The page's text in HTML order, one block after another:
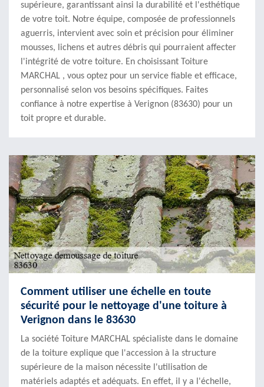
supérieure, garantissant ainsi la durabilité et l'esthétique
de votre toit. Notre équipe, composée de professionnels
aguerris, intervient avec soin et précision pour éliminer
mousses, lichens et autres débris qui pourraient affecter
l'intégrité de votre toiture. En choisissant Toiture
MARCHAL , vous optez pour un service fiable et efficace,
personnalisé selon vos besoins spécifiques. Faites
confiance à notre expertise à Verignon (83630) pour un
toit propre et durable.
Comment utiliser une échelle en toute
sécurité pour le nettoyage d'une toiture à
Verignon dans le 83630
La société Toiture MARCHAL spécialiste dans le domaine
de la toiture explique que l'accession à la structure
supérieure de la maison nécessite l'utilisation de
matériels adaptés et adéquats. En effet, il y a l'échelle,